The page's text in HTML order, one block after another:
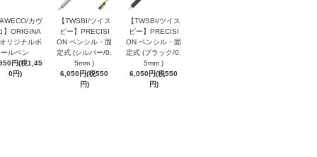
カヴ
】ORIGINA
リジナルボ
ールペン
円(税1,45
0円)
【TWSBI/ツイス
ビー】PRECISI
ON ペンシル・固
定式 (シルバー/0.
5mm )
6,050円(税550
円)
【TWSBI/ツイス
ビー】PRECISI
ON ペンシル・固
定式 (ブラック/0.
5mm )
6,050円(税550
円)